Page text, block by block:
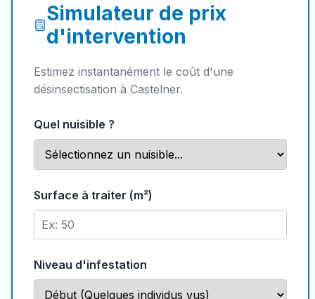
Simulateur de prix
d'intervention
Estimez instantanément le coût d'une
désinsectisation à Castelner.
Quel nuisible ?
Surface à traiter (m²)
Niveau d'infestation